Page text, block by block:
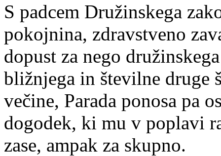
S padcem Družinskega
pokojnina, zdravstveno
dopust za nego
bližnjega in številne druge
večine, Parada ponosa pa
dogodek, ki mu v poplavi
zase, ampak za skupno.